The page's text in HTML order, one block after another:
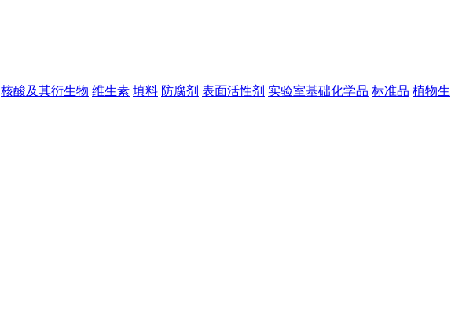
核酸及其衍生物 维生素 填料 防腐剂 表面活性剂 实验室基础化学品 标准品 植物生